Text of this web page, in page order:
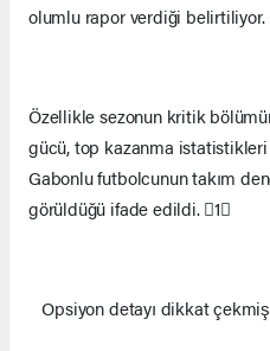
olumlu rapor verdiği belirtiliyor.
Özellikle sezonun kritik
gücü, top kazanma
Gabonlu futbolcunun takım
görüldüğü ifade edildi. 1
Opsiyon detayı dikkat